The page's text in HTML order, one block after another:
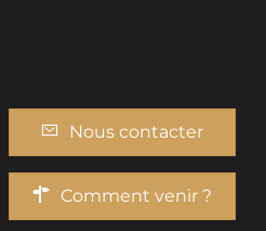
Nous contacter
Comment venir ?